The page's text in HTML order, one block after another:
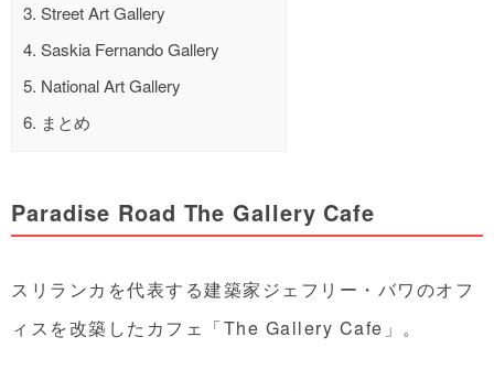
3. Street Art Gallery
4. Saskia Fernando Gallery
5. National Art Gallery
6. まとめ
Paradise Road The Gallery Cafe
スリランカを代表する建築家 ジェフリー・バワのオフ
ィスを改築したカフェ「The Gallery Cafe」。